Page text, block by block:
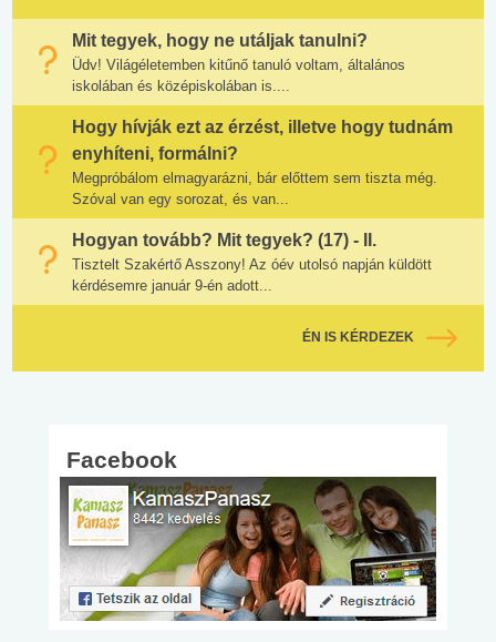
Mit tegyek, hogy ne utáljak tanulni?
Üdv! Világéletemben kitűnő tanuló voltam, általános
iskolában és középiskolában is....
Hogy hívják ezt az érzést, illetve hogy tudnám
enyhíteni, formálni?
Megpróbálom elmagyarázni, bár előttem sem tiszta még.
Szóval van egy sorozat, és van...
Hogyan tovább? Mit tegyek? (17) - II.
Tisztelt Szakértő Asszony! Az óév utolsó napján küldött
kérdésemre január 9-én adott...
ÉN IS KÉRDEZEK
Facebook